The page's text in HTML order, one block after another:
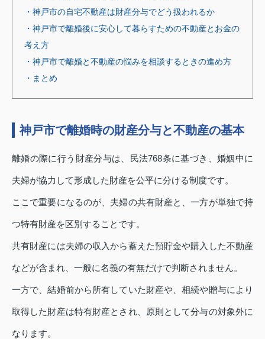
・神戸市の自宅不動産は財産分与でどう扱われるか
・神戸市で離婚後に安心して暮らすための不動産とお金の
考え方
・神戸市で離婚と不動産の悩みを相談するときの進め方
・まとめ
神戸市で離婚時の財産分与と不動産の基本
離婚の際に行う財産分与は、民法768条に基づき、婚姻中に
夫婦が協力して形成した財産を公平に分ける制度です。
ここで重要になるのが、夫婦の共有財産と、一方が単独で持
つ特有財産を区別することです。
共有財産には夫婦の収入から蓄えた預貯金や購入した不動産
などが含まれ、一般に名義の有無だけで判断されません。
一方で、結婚前から所有していた財産や、相続や贈与により
取得した財産は特有財産とされ、原則として分与の対象外に
なります。